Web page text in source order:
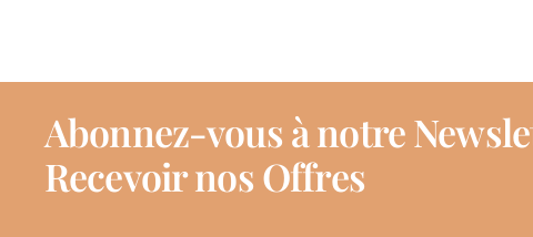
Abonnez-vous à notre
Recevoir nos Offres